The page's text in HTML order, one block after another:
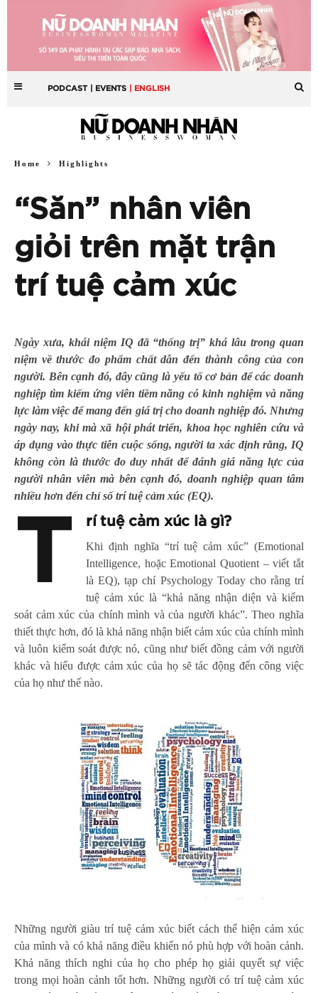
PODCAST | EVENTS | ENGLISH
Home Highlights
“Săn” nhân viên
giỏi trên mặt trận
trí tuệ cảm xúc
Ngày xưa, khái niệm IQ đã “thống trị” khá lâu trong quan
niệm về thước đo phẩm chất dẫn đến thành công của con
người. Bên cạnh đó, đây cũng là yếu tố cơ bản để các doanh
nghiệp tìm kiếm ứng viên tiềm năng có kinh nghiệm và năng
lực làm việc để mang đến giá trị cho doanh nghiệp đó. Nhưng
ngày nay, khi mà xã hội phát triển, khoa học nghiên cứu và
áp dụng vào thực tiễn cuộc sống, người ta xác định rằng, IQ
không còn là thước đo duy nhất để đánh giá năng lực của
người nhân viên mà bên cạnh đó, doanh nghiệp quan tâm
nhiều hơn đến chỉ số trí tuệ cảm xúc (EQ).
T rí tuệ cảm xúc là gì?
Khi định nghĩa “trí tuệ cảm xúc” (Emotional
Intelligence, hoặc Emotional Quotient – viết tắt
là EQ), tạp chí Psychology Today cho rằng trí
tuệ cảm xúc là “khả năng nhận diện và kiểm
soát cảm xúc của chính mình và của người khác”. Theo nghĩa
thiết thực hơn, đó là khả năng nhận biết cảm xúc của chính mình
và luôn kiểm soát được nó, cũng như biết đồng cảm với người
khác và hiểu được cảm xúc của họ sẽ tác động đến công việc
của họ như thế nào.
Những người giàu trí tuệ cảm xúc biết cách thể hiện cảm xúc
của mình và có khả năng điều khiển nó phù hợp với hoàn cảnh.
Khả năng thích nghi của họ cho phép họ giải quyết sự việc
trong mọi hoàn cảnh tốt hơn. Những người có trí tuệ cảm xúc